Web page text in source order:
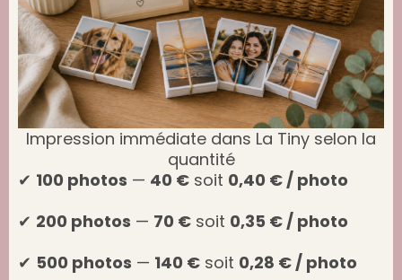
Impression immédiate dans La Tiny selon la
quantité​
✔ 100 photos — 40 € soit 0,40 € / photo
✔ 200 photos — 70 € soit 0,35 € / photo
✔ 500 photos — 140 € soit 0,28 € / photo